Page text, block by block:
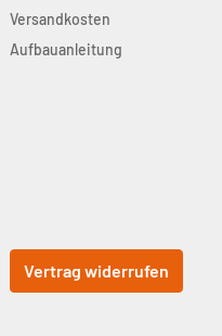
Versandkosten
Aufbauanleitung
Vertrag widerrufen